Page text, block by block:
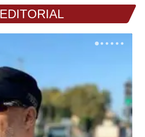
EDITORIAL